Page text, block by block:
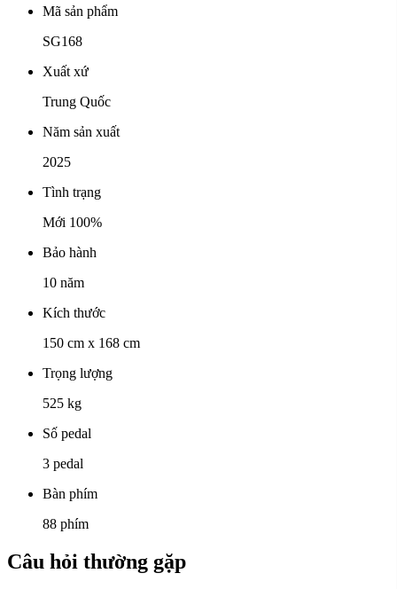
Mã sản phẩm
SG168
Xuất xứ
Trung Quốc
Năm sản xuất
2025
Tình trạng
Mới 100%
Bảo hành
10 năm
Kích thước
150 cm x 168 cm
Trọng lượng
525 kg
Số pedal
3 pedal
Bàn phím
88 phím
Câu hỏi thường gặp